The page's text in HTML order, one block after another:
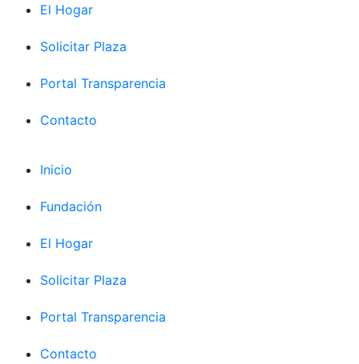
El Hogar
Solicitar Plaza
Portal Transparencia
Contacto
Inicio
Fundación
El Hogar
Solicitar Plaza
Portal Transparencia
Contacto